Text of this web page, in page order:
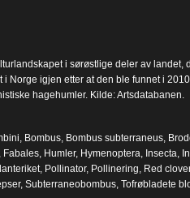
i sørøstlige deler av landet,
Norge igjen etter at den ble funnet i
hagehumler. Kilde: Artsdatabanen.
Bombus, Bombus subterraneus,
Fabales, Humler, Hymenoptera Insecta
, Pollinator, Pollinering Red clover
, Subterraneobombus, Tofrøbladete